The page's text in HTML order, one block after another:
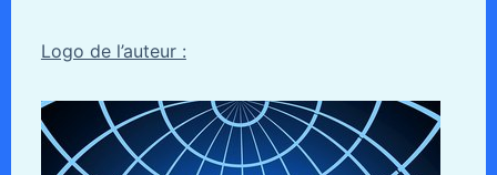
Logo de l’auteur :